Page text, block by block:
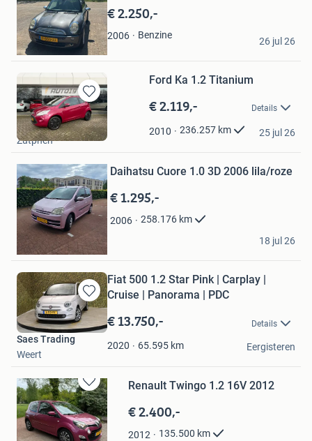
Mijn
Favorieten€ 2.250,-
2006 Benzine
Remon Roze
de Wijk
26 jul 26
Bewaren
in
Mijn
Favorieten
Ford Ka 1.2 Titanium
€ 2.119,- Details
2010 236.257 km
Auto 19
Zutphen
25 jul 26
Bewaren
Mijn
Favorieten
Daihatsu Cuore 1.0 3D 2006 lila/roze
€ 1.295,-
2006 258.176 km
remco
Epe
18 jul 26
Bewaren
in
Mijn
Favorieten
Fiat 500 1.2 Star Pink | Carplay |
Cruise | Panorama | PDC
€ 13.750,- Details
2020 65.595 km
Saes Trading
Weert
Eergisteren
Bewaren
in
Mijn
Favorieten
Renault Twingo 1.2 16V 2012
€ 2.400,-
2012 135.500 km